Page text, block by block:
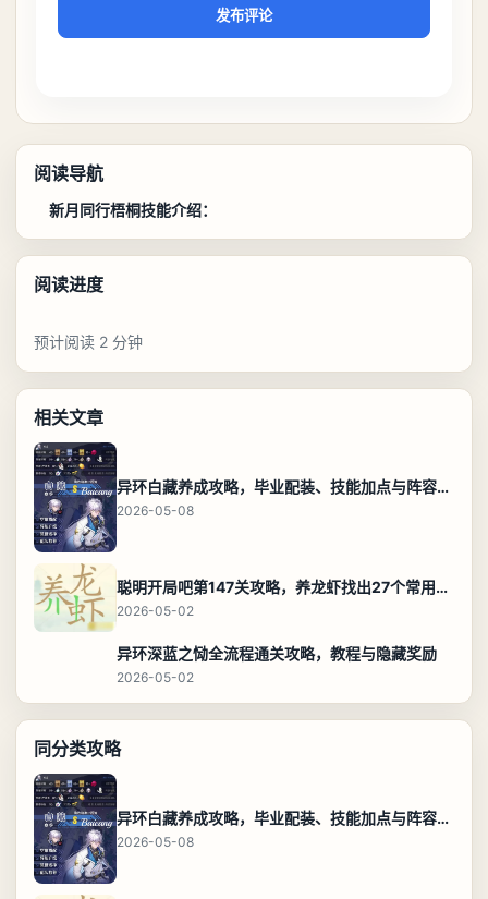
发布评论
阅读导航
新月同行梧桐技能介绍：
阅读进度
预计阅读 2 分钟
相关文章
异环白藏养成攻略，毕业配装、技能加点与阵容搭配保姆级解析
2026-05-08
聪明开局吧第147关攻略，养龙虾找出27个常用字通关答案
2026-05-02
异环深蓝之恸全流程通关攻略，教程与隐藏奖励
2026-05-02
同分类攻略
异环白藏养成攻略，毕业配装、技能加点与阵容搭配保姆级解析
2026-05-08